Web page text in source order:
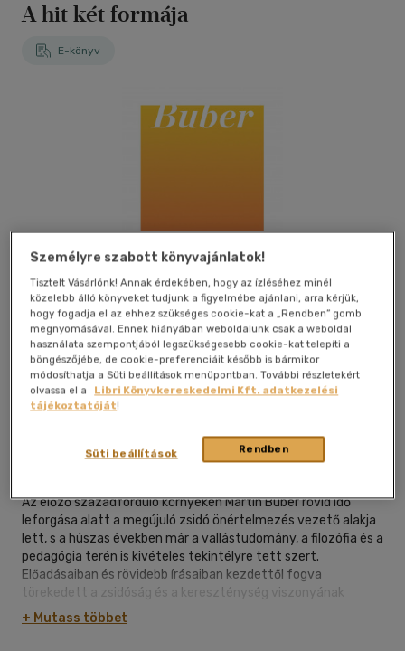
A hit két formája
E-könyv
Beleolvasok Kívánságlistához adom Megosztom
Typotex Elektronikus Kiadó Kft.|2023|magyar nyelvű
Az előző századforduló környékén Martin Buber rövid idő
leforgása alatt a megújuló zsidó önértelmezés vezető alakja
lett, s a húszas években már a vallástudomány, a filozófia és a
pedagógia terén is kivételes tekintélyre tett szert.
Előadásaiban és rövidebb írásaiban kezdettől fogva
törekedett a zsidóság és a kereszténység viszonyának
megvilágítására, de csak 1950-ben fejtette ki rendszeres
formában, hogy mit gondol a két vallás, pontosabban az
+ Mutass többet
Személyre szabott könyvajánlatok!
Tisztelt Vásárlónk! Annak érdekében, hogy az ízléséhez minél
közelebb álló könyveket tudjunk a figyelmébe ajánlani, arra kérjük,
hogy fogadja el az ehhez szükséges cookie-kat a „Rendben” gomb
megnyomásával. Ennek hiányában weboldalunk csak a weboldal
használata szempontjából legszükségesebb cookie-kat telepíti a
böngészőjébe, de cookie-preferenciáit később is bármikor
módosíthatja a Süti beállítások menüpontban. További részletekért
olvassa el a
Libri Könyvkereskedelmi Kft. adatkezelési
tájékoztatóját!
Rendben
Süti beállítások